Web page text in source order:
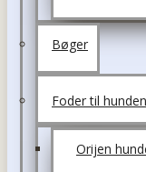
Bøger
Foder til hunden
Orijen